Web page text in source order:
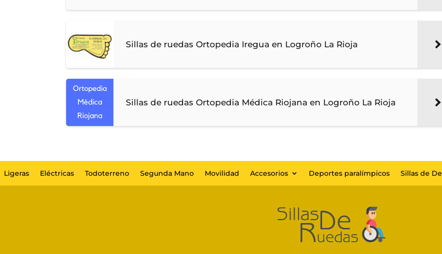
Sillas de ruedas Ortopedia Iregua en Logroño La Rioja
Sillas de ruedas Ortopedia Médica Riojana en Logroño La Rioja
Ligeras Eléctricas Todoterreno Segunda Mano Movilidad Accesorios Deportes paralímpicos Sillas de